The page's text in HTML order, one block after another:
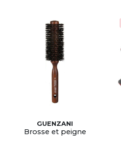
GUENZANI
Brosse et peigne